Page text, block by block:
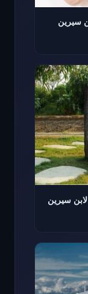
سيرين
سيرين